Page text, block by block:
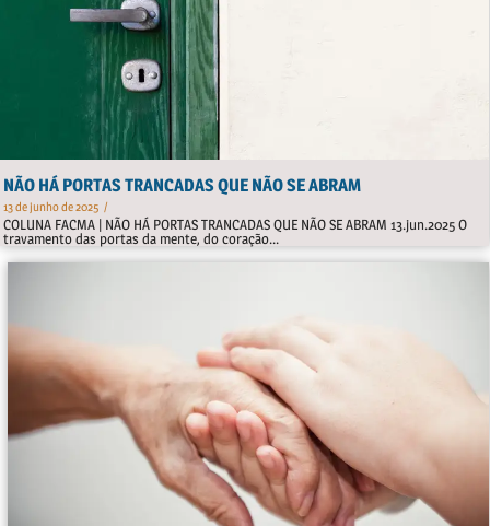
NÃO HÁ PORTAS TRANCADAS QUE NÃO SE ABRAM​
13 de junho de 2025 /
COLUNA FACMA | NÃO HÁ PORTAS TRANCADAS QUE NÃO SE ABRAM 13.jun.2025 O
travamento das portas da mente, do coração...